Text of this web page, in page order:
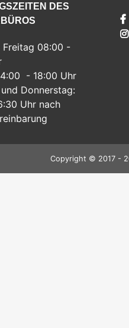
DES
Freitag 08:00 -
- 18:00 Uhr
Donnerstag:
Uhr nach
Copyright © 2017 -